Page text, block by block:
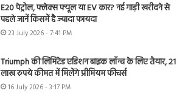
E20 पेट्रोल, फ्लेक्स फ्यूल या EV कार? नई गाड़ी खरीदने से
पहले जानें किसमें है ज्यादा फायदा
23 July 2026 - 7:41 PM
Triumph की लिमिटेड एडिशन बाइक लॉन्च के लिए तैयार, 21
लाख रुपये कीमत में मिलेंगे प्रीमियम फीचर्स
16 July 2026 - 3:17 PM